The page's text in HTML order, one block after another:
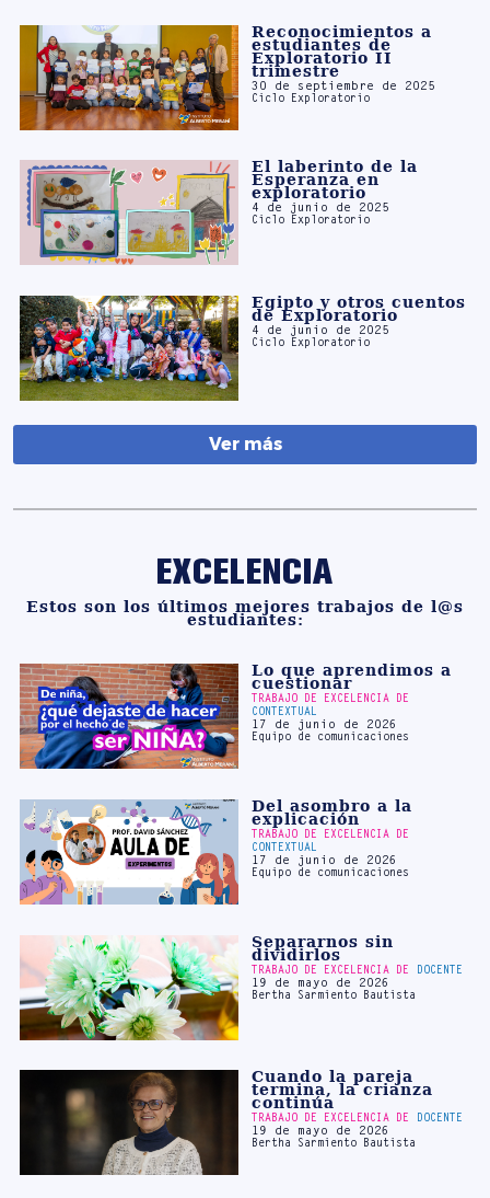
30 de septiembre de 2025
Ciclo Exploratorio
El laberinto de la
Ciclo Exploratorio
Ver más
EXCELENCIA
estudiantes:
Lo que aprendimos a
cuestionar
17 de junio de 2026
Equipo de comunicaciones
Del asombro a la
17 de junio de 2026
Equipo de comunicaciones
Separarnos sin
19 de mayo de 2026
Bertha Sarmiento Bautista
Estudiantes estudian